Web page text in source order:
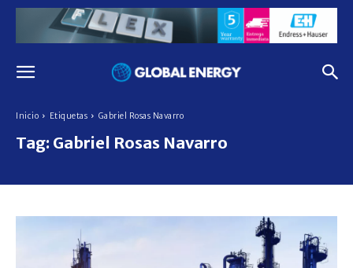
Inicio Etiquetas Gabriel Rosas Navarro
Tag: Gabriel Rosas Navarro